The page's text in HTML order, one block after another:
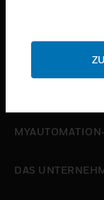
toggle view
toggle view
DAS